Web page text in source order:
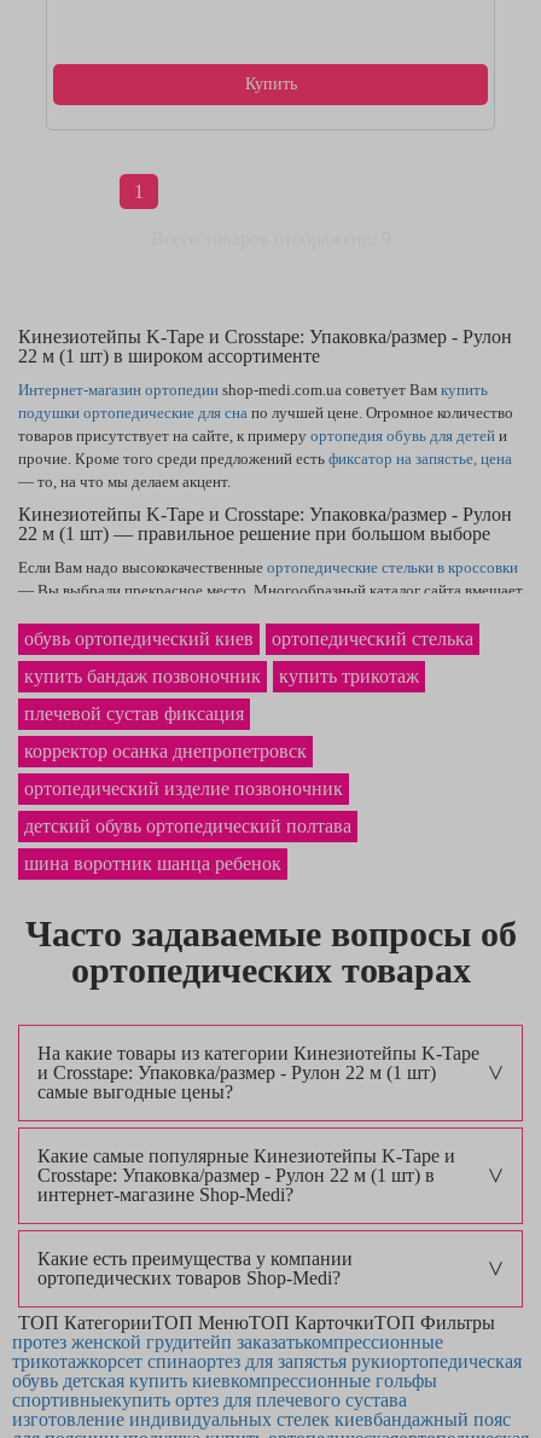
Купить
1
Кинезиотейпы K-Tape и Crosstape: Упаковка/размер - Рулон
22 м (1 шт) в широком ассортименте
Интернет-магазин ортопедии shop-medi.com.ua советует Вам купить
подушки ортопедические для сна по лучшей цене. Огромное количество
товаров присутствует на сайте, к примеру ортопедия обувь для детей и
прочие. Кроме того среди предложений есть фиксатор на запястье, цена
— то, на что мы делаем акцент.
Кинезиотейпы K-Tape и Crosstape: Упаковка/размер - Рулон
22 м (1 шт) — правильное решение при большом выборе
Если Вам надо высококачественные ортопедические стельки в кроссовки
— Вы выбрали прекрасное место. Многообразный каталог сайта вмещает
заказ. У нас на сайте самая выгодная цена фиксатора лодыжкив Одессе и
по всей Украине. Надёжныйфиксирующий бандаж на запястьебудет
продуктом, о котором Вы не пожалеете.
обувь ортопедический киев
ортопедический стелька
купить бандаж позвоночник
купить трикотаж
плечевой сустав фиксация
корректор осанка днепропетровск
ортопедический изделие позвоночник
детский обувь ортопедический полтава
шина воротник шанца ребенок
Часто задаваемые вопросы об
ортопедических товарах
На какие товары из категории Кинезиотейпы K-Tape
и Crosstape: Упаковка/размер - Рулон 22 м (1 шт)
самые выгодные цены?
Какие самые популярные Кинезиотейпы K-Tape и
Crosstape: Упаковка/размер - Рулон 22 м (1 шт) в
интернет-магазине Shop-Medi?
Какие есть преимущества у компании
ортопедических товаров Shop-Medi?
ТОП КатегорииТОП МенюТОП КарточкиТОП Фильтры
протез женской грудитейп заказатькомпрессионные
трикотажкорсет спинаортез для запястья рукиортопедическая
обувь детская купить киевкомпрессионные гольфы
спортивныекупить ортез для плечевого сустава
изготовление индивидуальных стелек киевбандажный пояс